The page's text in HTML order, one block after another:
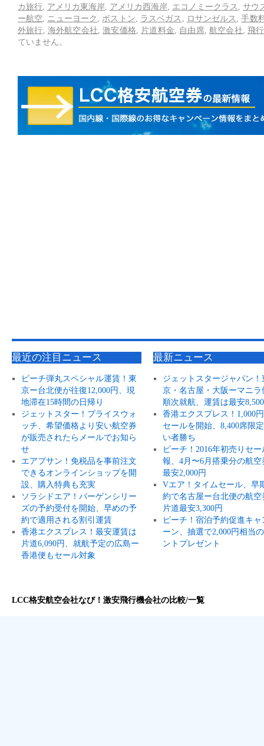
カ旅行 アメリカ東海岸 アメリカ西海岸 エコノミークラス
サウ
ー航空
ニューヨーク ボストン ラスベガス ロサンゼルス ,手数
外旅行 海外航空会社 ,激安価格 片道料金 自由席, 航空会社 飛
ていません。
最近の注目ニュース
ピーチ弾丸スペシャル運賃！東
京ー台北便が往復12,000円、現
地滞在15時間の日帰り
ジェットスター！プライスウォ
ッチ、希望価格より安い航空券
が販売されたらメールでお知ら
せ
エアプサン！免税品を事前注文
できるオンラインショップを開
設、購入特典も充実
ソラシドエア！バーゲンシリー
ズの予約受付を開始、早めの予
約で適用される割引運賃
香港エクスプレス！最安運賃は
片道6,090円、就航予定の広島ー
香港便もセール対象
最新ニュース
ジェットスタージャパン！
京・名古屋・大阪ーマニラ
順次就航、運賃は最安
香港エクスプレス！1,000
セールを開始、8,400席限
い者勝ち
ピーチ！2016年初売りセー
報、4月〜6月搭乗分の航空
最安2,000円
Vエア！タイムセール、早
約で名古屋ー台北便の航空
片道最安3,300円
ピーチ！宿泊予約促進キャ
ーン、抽選で2,000円相当
ントプレゼント
LCC格安航空会社なび！激安飛行機会社の比較/一覧